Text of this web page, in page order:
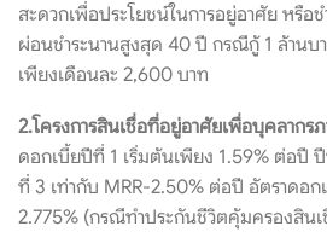
สะดวกเพื่อประโยชน์ในการอยู่อาศัย หรือ
ผ่อนชำระนานสูงสุด 40 ปี กรณีกู้ 1 ล้านบ
เพียงเดือนละ 2,600 บาท
2.โครงการสินเชื่อที่อยู่อาศัยเพื่อบุคลากร
ดอกเบี้ยปีที่ 1 เริ่มต้นเพียง 1.59% ต่อปี
ที่ 3 เท่ากับ MRR-2.50% ต่อปี อัตราดอก
2.775% (กรณีทำประกันชีวิตคุ้มครองสินเ